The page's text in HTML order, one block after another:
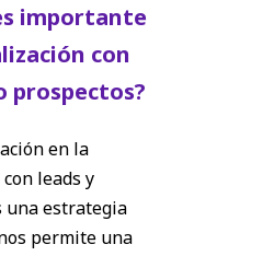
importante
con
prospectos?
en la
leads y
una estrategia
permite una